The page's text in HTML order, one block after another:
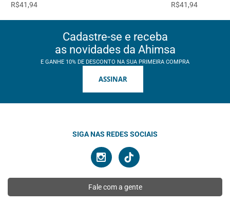
R$41,94
R$41,94
Cadastre-se e receba
as novidades da Ahimsa
E GANHE 10% DE DESCONTO NA SUA PRIMEIRA COMPRA
ASSINAR
SIGA NAS REDES SOCIAIS
Fale com a gente